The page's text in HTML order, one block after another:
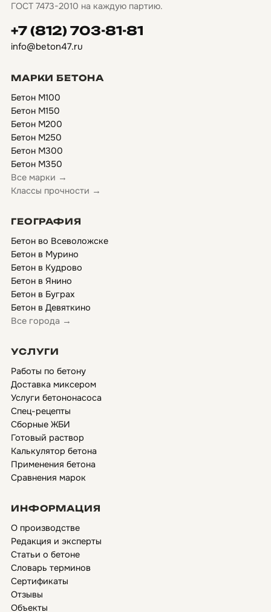
ГОСТ 7473-2010 на каждую партию.
+7 (812) 703-81-81
info@beton47.ru
МАРКИ БЕТОНА
Бетон М100
Бетон М150
Бетон М200
Бетон М250
Бетон М300
Бетон М350
Все марки →
Классы прочности →
ГЕОГРАФИЯ
Бетон во Всеволожске
Бетон в Мурино
Бетон в Кудрово
Бетон в Янино
Бетон в Буграх
Бетон в Девяткино
Все города →
УСЛУГИ
Работы по бетону
Доставка миксером
Услуги бетононасоса
Спец-рецепты
Сборные ЖБИ
Готовый раствор
Калькулятор бетона
Применения бетона
Сравнения марок
ИНФОРМАЦИЯ
О производстве
Редакция и эксперты
Статьи о бетоне
Словарь терминов
Сертификаты
Отзывы
Объекты